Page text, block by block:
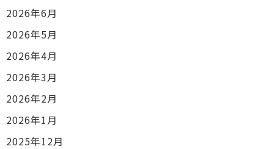
2026年6月
2026年5月
2026年4月
2026年3月
2026年2月
2026年1月
2025年12月